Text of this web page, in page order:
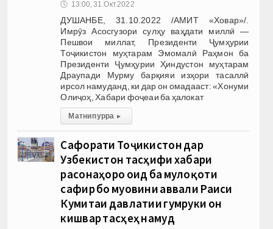
🕔 13:00, 31.Окт 2022
ДУШАНБЕ, 31.10.2022 /АМИТ «Ховар»/.
Имрӯз Асосгузори сулҳу ваҳдати миллӣ —
Пешвои миллат, Президенти Ҷумҳурии
Тоҷикистон муҳтарам Эмомалӣ Раҳмон ба
Президенти Ҷумҳурии Ҳиндустон муҳтарам
Драупади Мурму барқияи изҳори тасаллӣ
ирсол намуданд, ки дар он омадааст: «Хонуми
Олиҷоҳ, Хабари фоҷеаи ба ҳалокат
Матни пурра ▸
Сафорати Тоҷикистон дар
Узбекистон тасҳифи хабари
расонаҳоро оид ба мулоқоти
сафир бо муовини аввали Раиси
Кумитаи давлатии гумруки он
кишвар тасҳеҳ намуд